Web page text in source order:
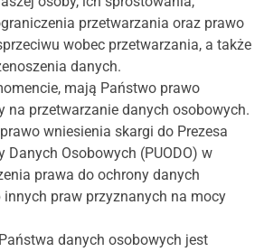
przetwarzania oraz prawo
wobec przetwarzania, a także
danych.
mają Państwo prawo
na przetwarzanie danych osobowych.
wniesienia skargi do Prezesa
Danych Osobowych (PUODO) w
prawa do ochrony danych
praw przyznanych na mocy
danych osobowych jest